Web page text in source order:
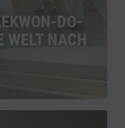
DO-
WELT NACH